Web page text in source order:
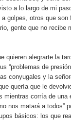
a lo largo de mi
golpes, otros que son
gente que no recibe
quieren alegrarte la
“problemas de
conyugales y la
quería que le
mientras corría de
nos matará a todos”
básicos: los que